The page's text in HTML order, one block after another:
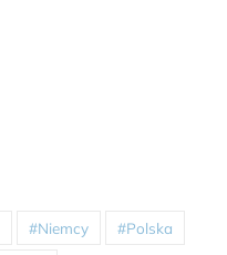
#Niemcy #Polska